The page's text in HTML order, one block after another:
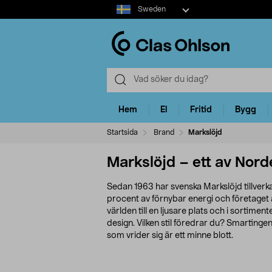
Select
market
Sweden
Hem El Fritid Bygg
Startsida Brand Markslöjd
Markslöjd – ett av
Sedan 1963 har svenska Markslöjd
procent av förnybar energi och
världen till en ljusare plats och i
design. Vilken stil föredrar du? Smartingen
som vrider sig är ett minne blott.